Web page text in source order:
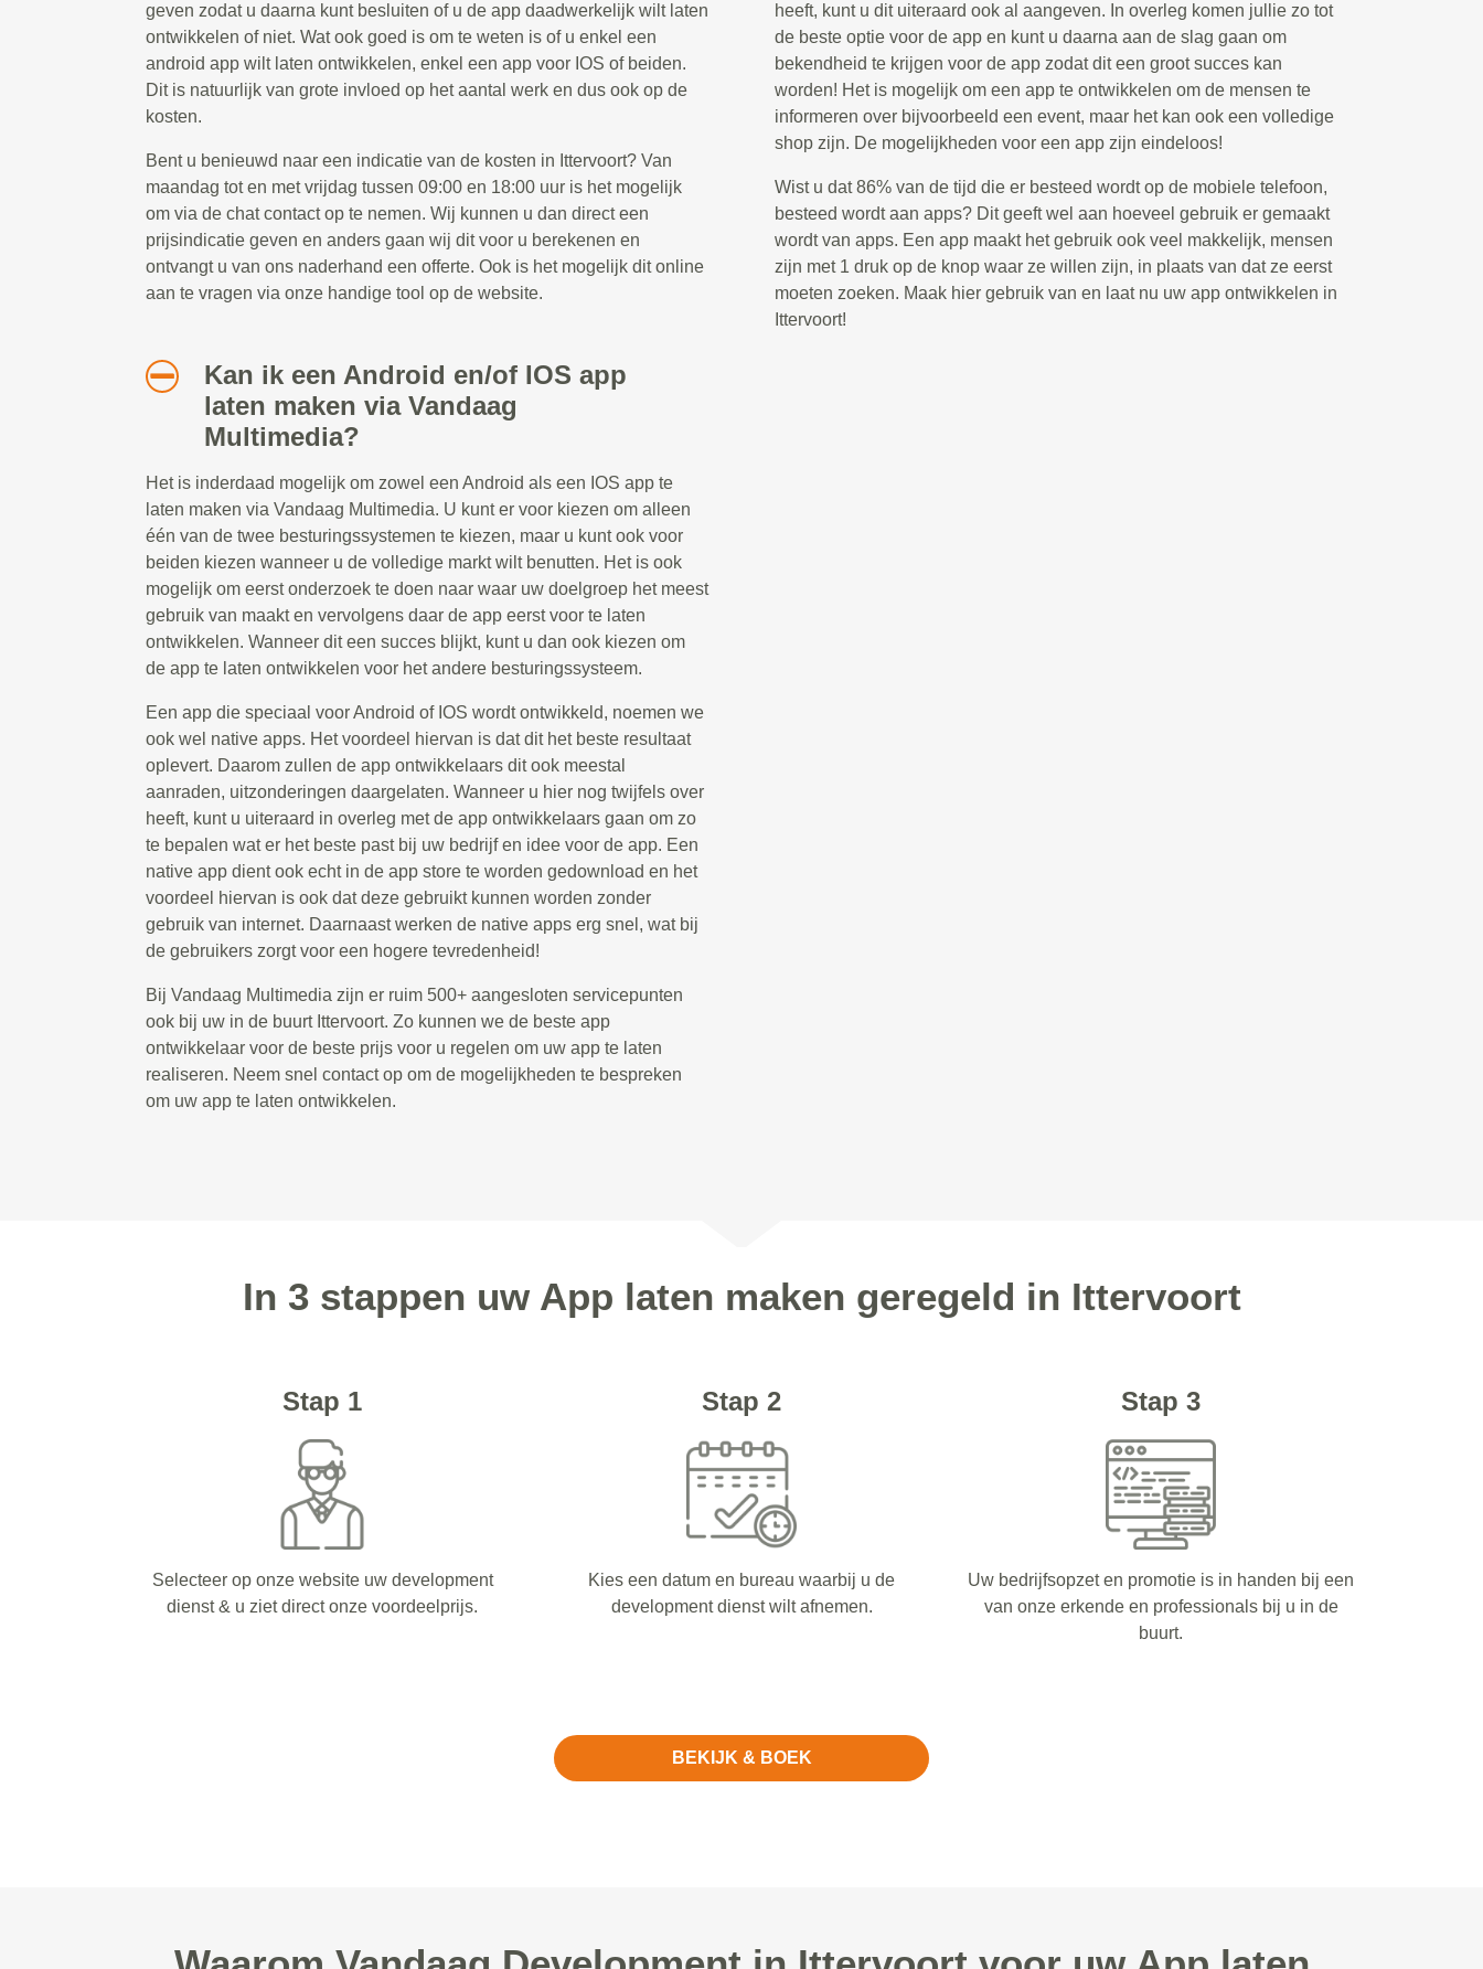
geven zodat u daarna kunt besluiten of u de app daadwerkelijk wilt laten
ontwikkelen of niet. Wat ook goed is om te weten is of u enkel een
android app wilt laten ontwikkelen, enkel een app voor IOS of beiden.
Dit is natuurlijk van grote invloed op het aantal werk en dus ook op de
kosten.
Bent u benieuwd naar een indicatie van de kosten in Ittervoort? Van
maandag tot en met vrijdag tussen 09:00 en 18:00 uur is het mogelijk
om via de chat contact op te nemen. Wij kunnen u dan direct een
prijsindicatie geven en anders gaan wij dit voor u berekenen en
ontvangt u van ons naderhand een offerte. Ook is het mogelijk dit online
aan te vragen via onze handige tool op de website.
Kan ik een Android en/of IOS app
laten maken via Vandaag
Multimedia?
Het is inderdaad mogelijk om zowel een Android als een IOS app te
laten maken via Vandaag Multimedia. U kunt er voor kiezen om alleen
één van de twee besturingssystemen te kiezen, maar u kunt ook voor
beiden kiezen wanneer u de volledige markt wilt benutten. Het is ook
mogelijk om eerst onderzoek te doen naar waar uw doelgroep het meest
gebruik van maakt en vervolgens daar de app eerst voor te laten
ontwikkelen. Wanneer dit een succes blijkt, kunt u dan ook kiezen om
de app te laten ontwikkelen voor het andere besturingssysteem.
Een app die speciaal voor Android of IOS wordt ontwikkeld, noemen we
ook wel native apps. Het voordeel hiervan is dat dit het beste resultaat
oplevert. Daarom zullen de app ontwikkelaars dit ook meestal
aanraden, uitzonderingen daargelaten. Wanneer u hier nog twijfels over
heeft, kunt u uiteraard in overleg met de app ontwikkelaars gaan om zo
te bepalen wat er het beste past bij uw bedrijf en idee voor de app. Een
native app dient ook echt in de app store te worden gedownload en het
voordeel hiervan is ook dat deze gebruikt kunnen worden zonder
gebruik van internet. Daarnaast werken de native apps erg snel, wat bij
de gebruikers zorgt voor een hogere tevredenheid!
Bij Vandaag Multimedia zijn er ruim 500+ aangesloten servicepunten
ook bij uw in de buurt Ittervoort. Zo kunnen we de beste app
ontwikkelaar voor de beste prijs voor u regelen om uw app te laten
realiseren. Neem snel contact op om de mogelijkheden te bespreken
om uw app te laten ontwikkelen.
heeft, kunt u dit uiteraard ook al aangeven. In overleg komen jullie zo tot
de beste optie voor de app en kunt u daarna aan de slag gaan om
bekendheid te krijgen voor de app zodat dit een groot succes kan
worden! Het is mogelijk om een app te ontwikkelen om de mensen te
informeren over bijvoorbeeld een event, maar het kan ook een volledige
shop zijn. De mogelijkheden voor een app zijn eindeloos!
Wist u dat 86% van de tijd die er besteed wordt op de mobiele telefoon,
besteed wordt aan apps? Dit geeft wel aan hoeveel gebruik er gemaakt
wordt van apps. Een app maakt het gebruik ook veel makkelijk, mensen
zijn met 1 druk op de knop waar ze willen zijn, in plaats van dat ze eerst
moeten zoeken. Maak hier gebruik van en laat nu uw app ontwikkelen in
Ittervoort!
In 3 stappen uw App laten maken geregeld in Ittervoort
Stap 1
Selecteer op onze website uw development
dienst & u ziet direct onze voordeelprijs.
Stap 2
Kies een datum en bureau waarbij u de
development dienst wilt afnemen.
Stap 3
Uw bedrijfsopzet en promotie is in handen bij een
van onze erkende en professionals bij u in de
buurt.
BEKIJK & BOEK